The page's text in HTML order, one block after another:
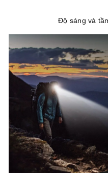
Độ sáng và